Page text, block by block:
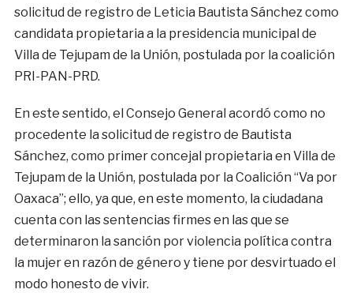
solicitud de registro de Leticia Bautista Sánchez como
candidata propietaria a la presidencia municipal de
Villa de Tejupam de la Unión, postulada por la coalición
PRI-PAN-PRD.
En este sentido, el Consejo General acordó como no
procedente la solicitud de registro de Bautista
Sánchez, como primer concejal propietaria en Villa de
Tejupam de la Unión, postulada por la Coalición “Va por
Oaxaca”; ello, ya que, en este momento, la ciudadana
cuenta con las sentencias firmes en las que se
determinaron la sanción por violencia política contra
la mujer en razón de género y tiene por desvirtuado el
modo honesto de vivir.